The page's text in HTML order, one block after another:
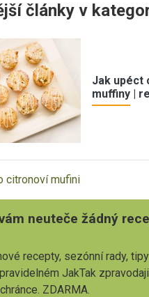
články v
Jak upéct
muffiny |
citronoví mufini
neuteče žádný
recepty, sezónní rady,
JakTak
ZDARMA.